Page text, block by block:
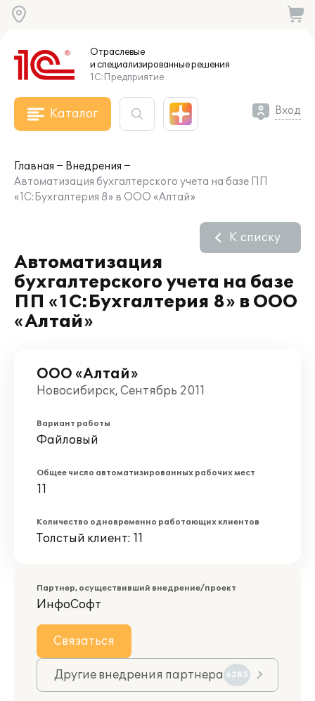
Отраслевые
и специализированныерешения
1С:Предприятие
Каталог Вход
Главная
Внедрения
Автоматизация бухгалтерского учета на базе ПП
«1С:Бухгалтерия 8» в ООО «Алтай»
Автоматизация
бухгалтерского учета на базе
ПП «1С:Бухгалтерия 8» в ООО
«Алтай»
К списку
ООО «Алтай»
Новосибирск, Сентябрь 2011
Вариант работы
Файловый
Общее число автоматизированных рабочих мест
11
Количество одновременно работающих клиентов
Толстый клиент: 11
Партнер, осуществивший внедрение/проект
ИнфоСофт
Связаться
Другие внедрения партнера 6285